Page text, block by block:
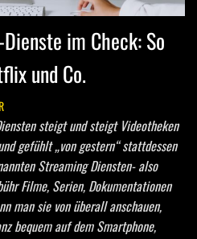
im Check: So
und Co.
steigt und steigt Videotheken
gefühlt „von gestern“ stattdessen
Streaming Diensten- also
Filme, Serien, Dokumentationen
man sie von überall anschauen,
bequem auf dem Smartphone,